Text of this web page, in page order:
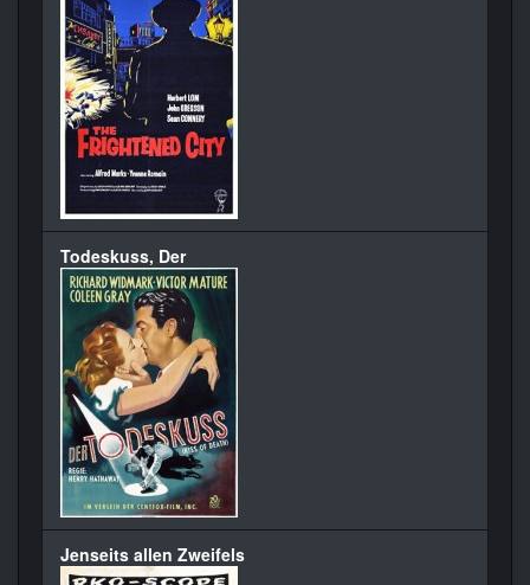
Todeskuss, Der
Jenseits allen Zweifels